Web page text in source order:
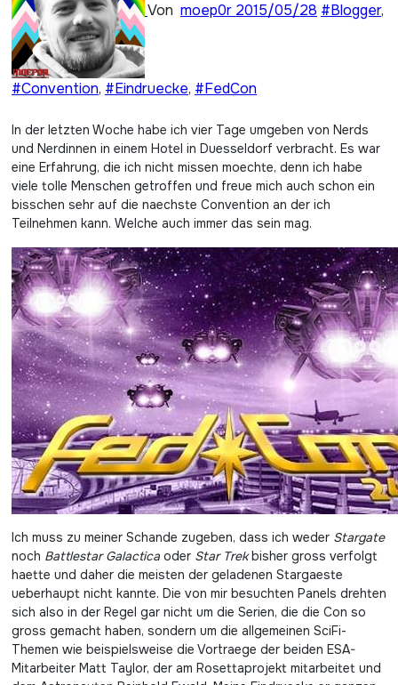
Von moep0r 2015/05/28 #Blogger,
#Convention, #Eindruecke, #FedCon
In der letzten Woche habe ich vier Tage umgeben von Nerds
und Nerdinnen in einem Hotel in Duesseldorf verbracht. Es war
eine Erfahrung, die ich nicht missen moechte, denn ich habe
viele tolle Menschen getroffen und freue mich auch schon ein
bisschen sehr auf die naechste Convention an der ich
Teilnehmen kann. Welche auch immer das sein mag.
Ich muss zu meiner Schande zugeben, dass ich weder Stargate
noch Battlestar Galactica oder Star Trekbisher gross verfolgt
haette und daher die meisten der geladenen Stargaeste
ueberhaupt nicht kannte. Die von mir besuchten Panels drehten
sich also in der Regel gar nicht um die Serien, die die Con so
gross gemacht haben, sondern um die allgemeinen SciFi-
Themen wie beispielsweise die Vortraege der beiden ESA-
Mitarbeiter Matt Taylor, der am Rosettaprojekt mitarbeitet und